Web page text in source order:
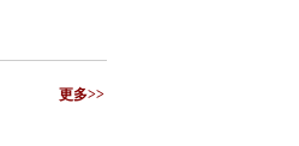
更多>>